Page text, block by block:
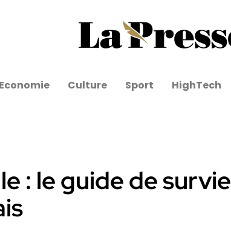
Economie Culture Sport HighTech
: le guide de survie